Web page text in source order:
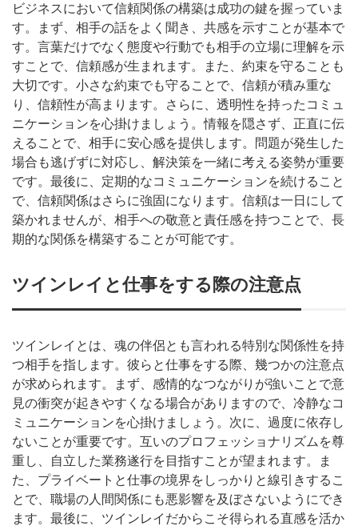
ビジネスにおいて信頼関係の構築は成功の鍵を握っていま
す。まず、相手の話をよく聞き、共感を示すことが基本で
す。言葉だけでなく態度や行動でも相手の立場に理解を示
すことで、信頼感が生まれます。また、約束を守ることも
大切です。小さな約束でも守ることで、信頼が積み重な
り、信頼性が高まります。さらに、透明性を持ったコミュ
ニケーションを心掛けましょう。情報を隠さず、正直に伝
えることで、相手に安心感を提供します。問題が発生した
場合も逃げずに対応し、解決策を一緒に考える姿勢が重要
です。最後に、定期的なコミュニケーションを続けること
で、信頼関係はさらに強固になります。信頼は一日にして
築かれませんが、相手への敬意と責任感を持つことで、長
期的な関係を構築することが可能です。
ツインレイと仕事をする際の注意点
ツインレイとは、魂の伴侶とも言われる特別な関係性を持
つ相手を指します。彼らと仕事をする際、幾つかの注意点
が求められます。まず、感情的なつながりが強いことで意
見の衝突が起きやすくなる場合がありますので、冷静なコ
ミュニケーションを心掛けましょう。次に、過度に依存し
ないことが重要です。互いのプロフェッショナリズムを尊
重し、自立した業務遂行を目指すことが望まれます。ま
た、プライベートと仕事の境界をしっかりと線引きするこ
とで、職場の人間関係にも悪影響を及ぼさないようにでき
ます。最後に、ツインレイだからこそ得られる直感を活か